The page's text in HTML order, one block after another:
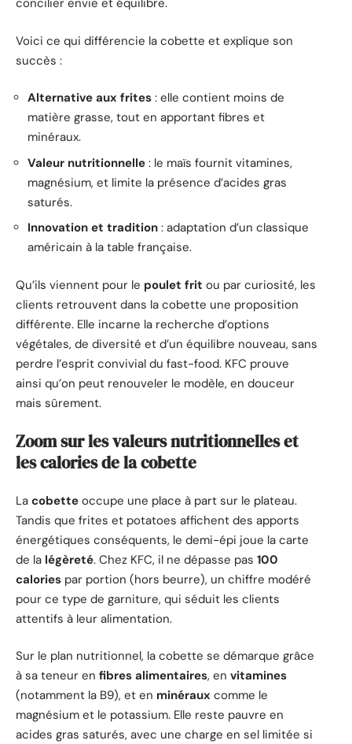
concilier envie et équilibre.
Voici ce qui différencie la cobette et explique son
succès :
Alternative aux frites : elle contient moins de
matière grasse, tout en apportant fibres et
minéraux.
Valeur nutritionnelle : le maïs fournit vitamines,
magnésium, et limite la présence d’acides gras
saturés.
Innovation et tradition : adaptation d’un classique
américain à la table française.
Qu’ils viennent pour le poulet frit ou par curiosité, les
clients retrouvent dans la cobette une proposition
différente. Elle incarne la recherche d’options
végétales, de diversité et d’un équilibre nouveau, sans
perdre l’esprit convivial du fast-food. KFC prouve
ainsi qu’on peut renouveler le modèle, en douceur
mais sûrement.
Zoom sur les valeurs nutritionnelles et
les calories de la cobette
La cobette occupe une place à part sur le plateau.
Tandis que frites et potatoes affichent des apports
énergétiques conséquents, le demi-épi joue la carte
de la légèreté. Chez KFC, il ne dépasse pas 100
calories par portion (hors beurre), un chiffre modéré
pour ce type de garniture, qui séduit les clients
attentifs à leur alimentation.
Sur le plan nutritionnel, la cobette se démarque grâce
à sa teneur en fibres alimentaires, en vitamines
(notamment la B9), et en minéraux comme le
magnésium et le potassium. Elle reste pauvre en
acides gras saturés, avec une charge en sel limitée si